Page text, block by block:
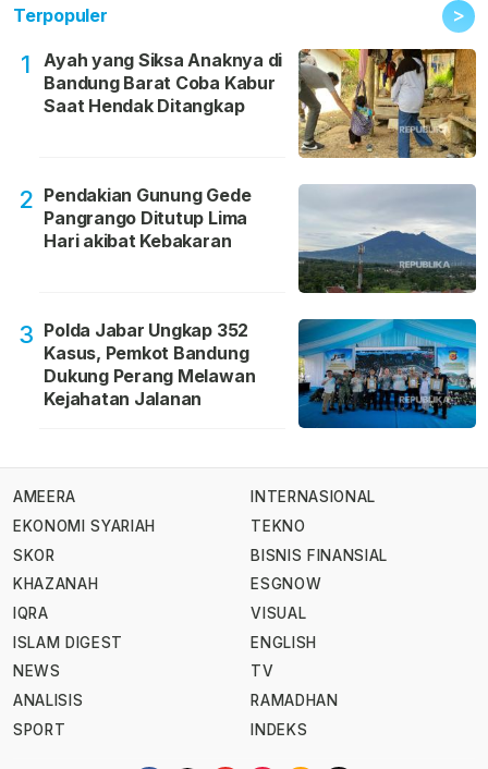
Terpopuler >
1
Ayah yang Siksa Anaknya di
Bandung Barat Coba Kabur
Saat Hendak Ditangkap
2 Pendakian Gunung Gede
Pangrango Ditutup Lima
Hari akibat Kebakaran
3 Polda Jabar Ungkap 352
Kasus, Pemkot Bandung
Dukung Perang Melawan
Kejahatan Jalanan
AMEERA
EKONOMI SYARIAH
SKOR
KHAZANAH
IQRA
ISLAM DIGEST
NEWS
ANALISIS
SPORT
INTERNASIONAL
TEKNO
BISNIS FINANSIAL
ESGNOW
VISUAL
ENGLISH
TV
RAMADHAN
INDEKS